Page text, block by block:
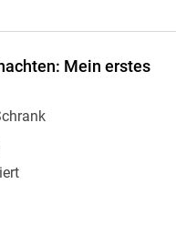
Mein erstes